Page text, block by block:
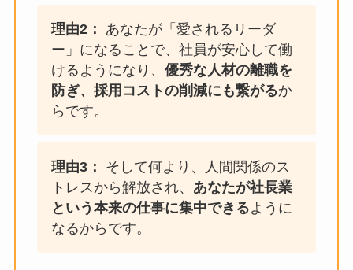
理由2：
あなたが「愛されるリーダ
ー」になることで、社員が安心して働
けるようになり、 優秀な人材の離職を
防ぎ、採用コストの削減にも繋がるか
らです。
理由3：
そして何より、人間関係のス
トレスから解放され、 あなたが社長業
という本来の仕事に集中できるように
なるからです。